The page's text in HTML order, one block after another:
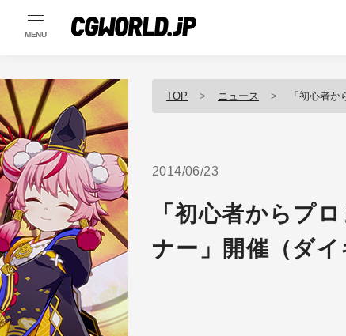
MENU
TOP ニュース 「初心者か
2014/06/23
「初心者からプ
ナー」開催（ダイ